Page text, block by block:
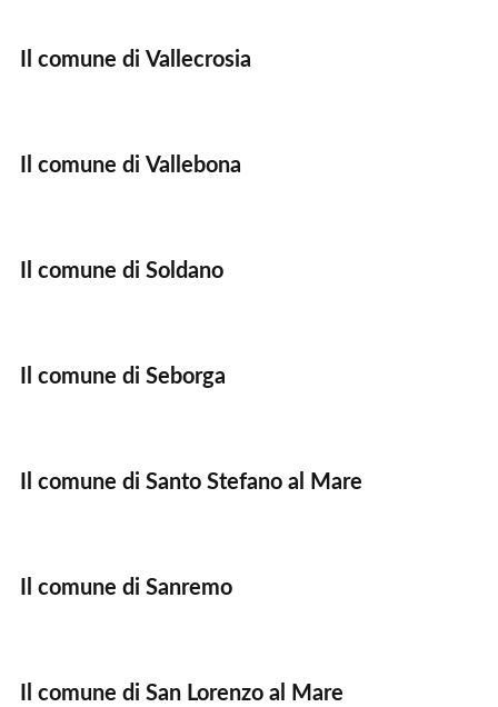
Il comune di Vallecrosia
Il comune di Vallebona
Il comune di Soldano
Il comune di Seborga
Il comune di Santo Stefano al Mare
Il comune di Sanremo
Il comune di San Lorenzo al Mare